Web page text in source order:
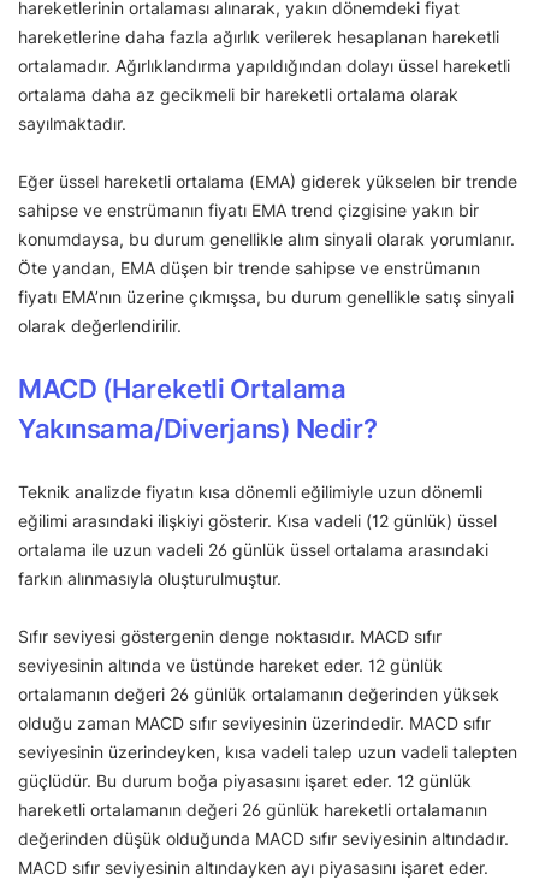
hareketlerinin ortalaması alınarak, yakın dönemdeki fiyat
hareketlerine daha fazla ağırlık verilerek hesaplanan hareketli
ortalamadır. Ağırlıklandırma yapıldığından dolayı üssel hareketli
ortalama daha az gecikmeli bir hareketli ortalama olarak
sayılmaktadır.
Eğer üssel hareketli ortalama (EMA) giderek yükselen bir trende
sahipse ve enstrümanın fiyatı EMA trend çizgisine yakın bir
konumdaysa, bu durum genellikle alım sinyali olarak yorumlanır.
Öte yandan, EMA düşen bir trende sahipse ve enstrümanın
fiyatı EMA’nın üzerine çıkmışsa, bu durum genellikle satış sinyali
olarak değerlendirilir.
MACD (Hareketli Ortalama
Yakınsama/Diverjans) Nedir?
Teknik analizde fiyatın kısa dönemli eğilimiyle uzun dönemli
eğilimi arasındaki ilişkiyi gösterir. Kısa vadeli (12 günlük) üssel
ortalama ile uzun vadeli 26 günlük üssel ortalama arasındaki
farkın alınmasıyla oluşturulmuştur.
Sıfır seviyesi göstergenin denge noktasıdır. MACD sıfır
seviyesinin altında ve üstünde hareket eder. 12 günlük
ortalamanın değeri 26 günlük ortalamanın değerinden yüksek
olduğu zaman MACD sıfır seviyesinin üzerindedir. MACD sıfır
seviyesinin üzerindeyken, kısa vadeli talep uzun vadeli talepten
güçlüdür. Bu durum boğa piyasasını işaret eder. 12 günlük
hareketli ortalamanın değeri 26 günlük hareketli ortalamanın
değerinden düşük olduğunda MACD sıfır seviyesinin altındadır.
MACD sıfır seviyesinin altındayken ayı piyasasını işaret eder.